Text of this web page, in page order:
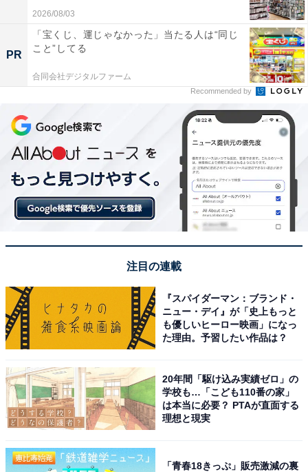
2026/08/03
PR
「宝くじ、運じゃなかった」当たる人は“同じ
こと”してる
合同会社デジタルファーム
Recommended by
注目の連載
『スパイダーマン：ブランド・
ニュー・デイ』が「史上もっと
も優しいヒーロー映画」になっ
た理由。予習したい作品は？
20年間「駆け込み実績ゼロ」の
学校も…「こども110番の家」
は本当に必要？ PTAが直面する
理想と現実
「青春18きっぷ」販売激減の裏